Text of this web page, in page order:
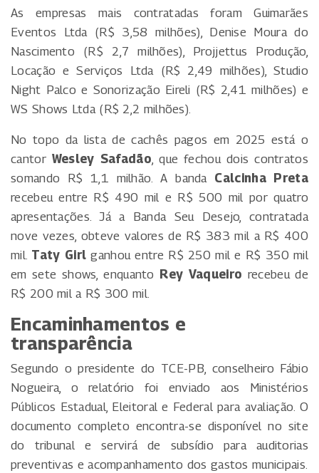
As empresas mais contratadas foram Guimarães
Eventos Ltda (R$ 3,58 milhões), Denise Moura do
Nascimento (R$ 2,7 milhões), Projjettus Produção,
Locação e Serviços Ltda (R$ 2,49 milhões), Studio
Night Palco e Sonorização Eireli (R$ 2,41 milhões) e
WS Shows Ltda (R$ 2,2 milhões).
No topo da lista de cachês pagos em 2025 está o
cantor Wesley Safadão, que fechou dois contratos
somando R$ 1,1 milhão. A banda Calcinha Preta
recebeu entre R$ 490 mil e R$ 500 mil por quatro
apresentações. Já a Banda Seu Desejo, contratada
nove vezes, obteve valores de R$ 383 mil a R$ 400
mil. Taty Girl ganhou entre R$ 250 mil e R$ 350 mil
em sete shows, enquanto Rey Vaqueiro recebeu de
R$ 200 mil a R$ 300 mil.
Encaminhamentos e
transparência
Segundo o presidente do TCE-PB, conselheiro Fábio
Nogueira, o relatório foi enviado aos Ministérios
Públicos Estadual, Eleitoral e Federal para avaliação. O
documento completo encontra-se disponível no site
do tribunal e servirá de subsídio para auditorias
preventivas e acompanhamento dos gastos municipais.